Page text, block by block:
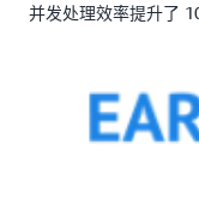
并发处理效率提升了